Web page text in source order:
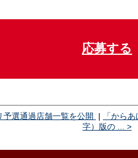
応募する
選通過店舗一覧を公開 |
「から
字）版の ... >